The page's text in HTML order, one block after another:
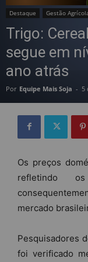
Destaque Gestão
Trigo:
segue em
ano atrás
Por Equipe Mais Soja - 5
Os preços
refletindo
mercado
Pesquisadores
foi verificado